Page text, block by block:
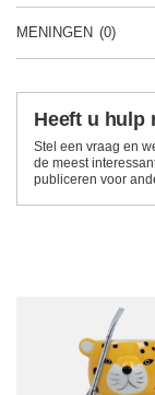
MENINGEN (0)
Heeft u hulp
Stel een vraag en
de meest
publiceren voor